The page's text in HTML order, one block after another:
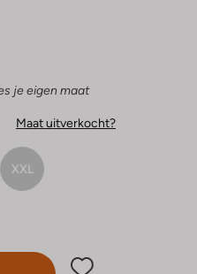
je eigen maat
Maat uitverkocht?
XXL